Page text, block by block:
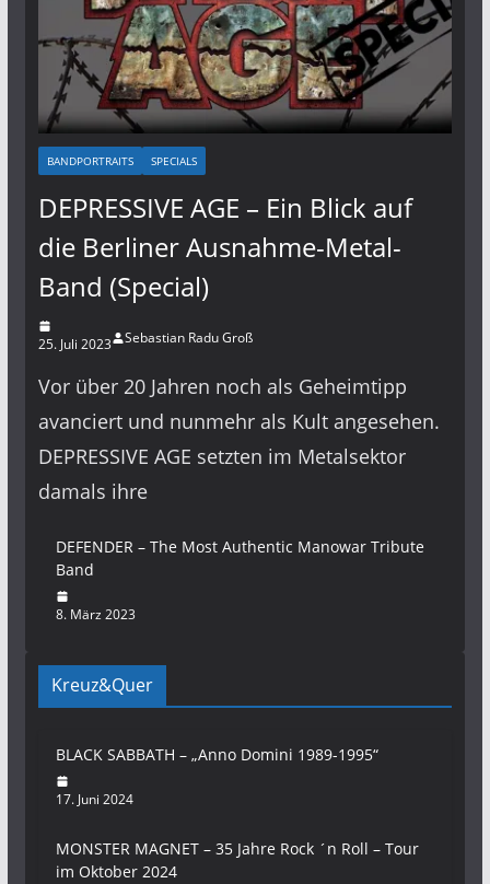
BANDPORTRAITS SPECIALS
DEPRESSIVE AGE – Ein Blick auf
die Berliner Ausnahme-Metal-
Band (Special)
25. Juli 2023 Sebastian Radu Groß
Vor über 20 Jahren noch als Geheimtipp
avanciert und nunmehr als Kult angesehen.
DEPRESSIVE AGE setzten im Metalsektor
damals ihre
DEFENDER – The Most Authentic Manowar Tribute
Band
8. März 2023
Kreuz&Quer
BLACK SABBATH – „Anno Domini 1989-1995“
17. Juni 2024
MONSTER MAGNET – 35 Jahre Rock ´n Roll – Tour
im Oktober 2024